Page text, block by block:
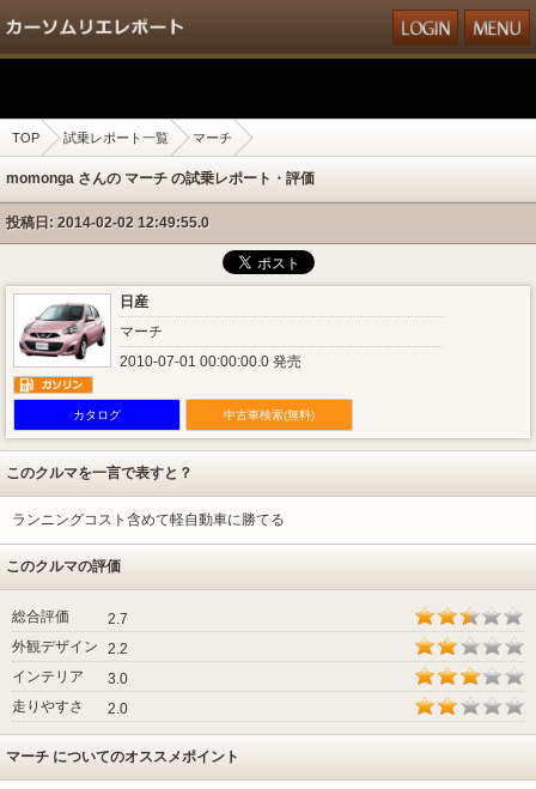
TOP 試乗レポート一覧 マーチ
momonga さんの マーチ の試乗レポート・評価
投稿日: 2014-02-02 12:49:55.0
日産
マーチ
2010-07-01 00:00:00.0 発売
カタログ 中古車検索(無料)
このクルマを一言で表すと？
ランニングコスト含めて軽自動車に勝てる
このクルマの評価
総合評価
2.7
外観デザイン
2.2
インテリア
3.0
走りやすさ
2.0
マーチ についてのオススメポイント